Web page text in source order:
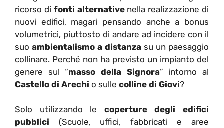
ricorso di fonti alternative nella realizzazione di
nuovi edifici, magari pensando anche a bonus
volumetrici, piuttosto di andare ad incidere con il
suo ambientalismo a distanza su un paesaggio
collinare. Perché non ha previsto un impianto del
genere sul “masso della Signora” intorno al
Castello di Arechi o sulle colline di Giovi?
Solo utilizzando le coperture degli edifici
pubblici (Scuole, uffici, fabbricati e aree